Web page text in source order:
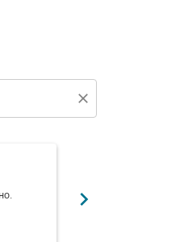
close
chevron_right